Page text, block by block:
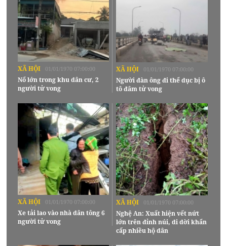
XÃ HỘI 01/01/1970 07:00:00
Nổ lớn trong khu dân cư, 2
người tử vong
XÃ HỘI 01/01/1970 07:00:00
Người đàn ông đi thể dục bị ô
tô đâm tử vong
XÃ HỘI 01/01/1970 07:00:00
Xe tải lao vào nhà dân tông 6
người tử vong
XÃ HỘI 01/01/1970 07:00:00
Nghệ An: Xuất hiện vết nứt
lớn trên đỉnh núi, di dời khẩn
cấp nhiều hộ dân